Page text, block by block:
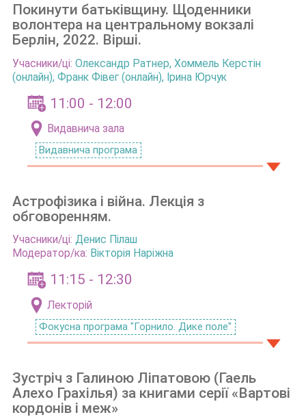
11:00 - 12:00
Видавнича зала
Видавнича програма
Покинути батькiвщину. Щоденники
волонтера на центральному вокзалi
Берлiн, 2022. Вірші.
Учасники/ці: Олександр Ратнер, Хоммель Керстін
(онлайн), Франк Фівег (онлайн), Ірина Юрчук
11:15 - 12:30
Лекторій
Фокусна програма "Горнило. Дике поле"
Астрофізика і війна. Лекція з
обговоренням.
Учасники/ці: Денис Пілаш
Модератор/ка: Вікторія Наріжна
Зустріч з Галиною Ліпатовою (Гаель
Алехо Грахілья) за книгами серії «Вартові
кордонів і меж»